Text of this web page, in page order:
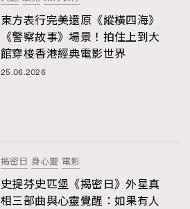
東方表行完美還原《縱橫四海》
《警察故事》場景！拍住上到大
館穿梭香港經典電影世界
25.06.2026
揭密日 身心靈 電影
史提芬史匹堡《揭密日》外星真
相三部曲與心靈覺醒：如果有人